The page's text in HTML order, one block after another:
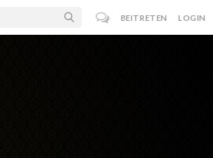
BEITRETEN LOGIN